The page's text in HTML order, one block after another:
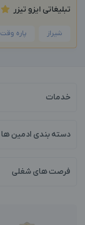
تبلیغاتی ایزو تیزر
شیراز پاره وقت
خدمات
دسته بندی ادمین ها
فرصت های شغلی